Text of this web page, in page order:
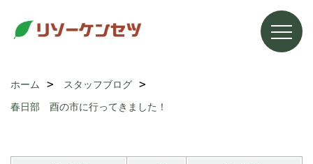
ホーム
スタッフブログ
春日部 酉の市に行ってきました！